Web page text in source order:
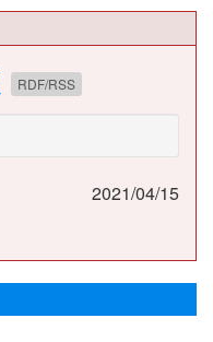
RDF/RSS
2021/04/15